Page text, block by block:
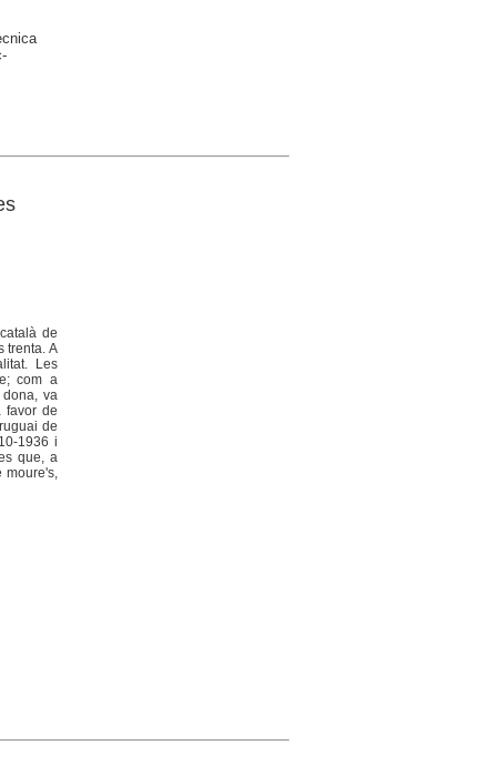
de
trenta. A
Les
com a
va
favor de
de
1936 i
que, a
moure's,